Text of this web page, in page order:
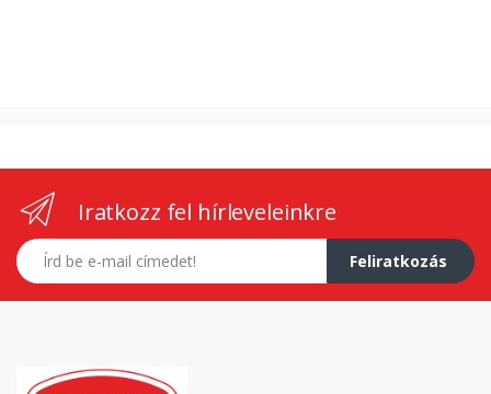
Iratkozz fel hírleveleinkre
E-mail címed
Feliratkozás